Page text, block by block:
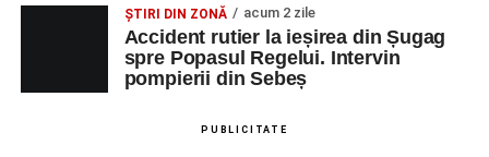
Fest, la Cetatea Greavilor din Gârbova
ȘTIRI DIN ZONĂ acum 2 zile
Accident rutier la ieșirea din Șugag
spre Popasul Regelui. Intervin
pompierii din Sebeș
PUBLICITATE